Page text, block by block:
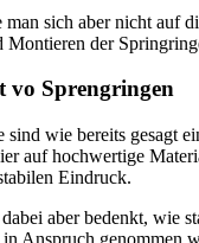
man sich aber nicht auf
Montieren der
vo Sprengringen
sind wie bereits gesagt
auf hochwertige
Eindruck.
aber bedenkt, wie
Anspruch genommen